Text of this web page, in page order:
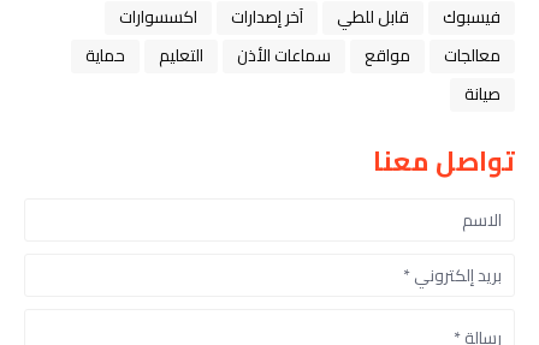
فيسبوك
قابل للطي آخر إصدارات
اكسسوارات
معالجات
مواقع سماعات الأذن التعليم
حماية
صيانة
تواصل معنا